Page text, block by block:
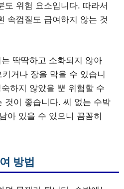
도 위험 요소입니다. 따라서
속껍질도 급여하지 않는 것
딱딱하고 소화되지 않아
거나 장을 막을 수 있습니
하지 않았을 뿐 위험할 수
것이 좋습니다. 씨 없는 수박
아 있을 수 있으니 꼼꼼히
방법